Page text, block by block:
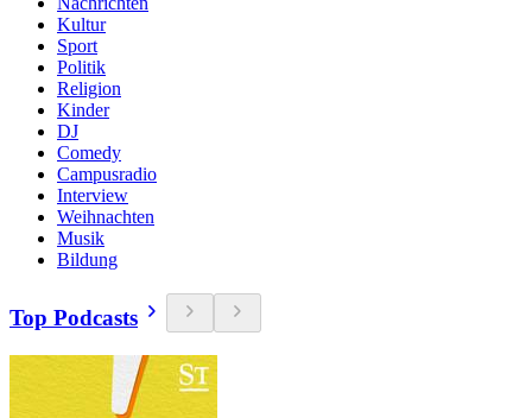
Kultur
Sport
Politik
Religion
Kinder
DJ
Comedy
Campusradio
Interview
Weihnachten
Musik
Bildung
Top Podcasts